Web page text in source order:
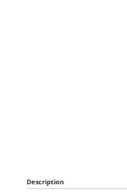
Description